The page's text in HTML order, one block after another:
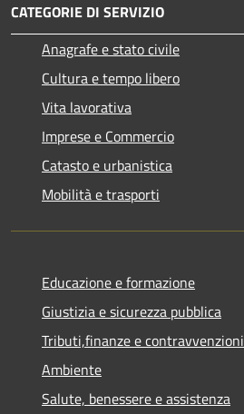
CATEGORIE DI SERVIZIO
Anagrafe e stato civile
Cultura e tempo libero
Vita lavorativa
Imprese e Commercio
Catasto e urbanistica
Mobilità e trasporti
Educazione e formazione
Giustizia e sicurezza pubblica
Tributi,finanze e contravvenzioni
Ambiente
Salute, benessere e assistenza